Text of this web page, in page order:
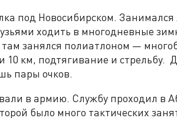
под Новосибирском.
ходить в многодневные
там занялся полиатлоном —
10 км, подтягивание и стрельбу.
пары очков.
в армию. Службу проходил в
было много тактических